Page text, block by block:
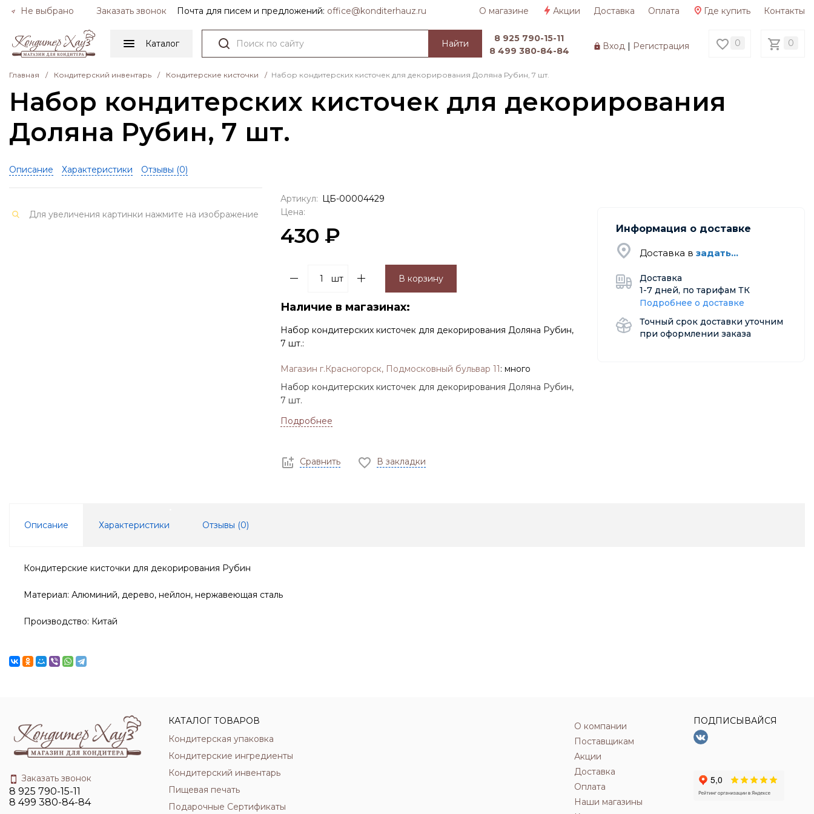
Не выбрано Заказать звонок Почта для писем и предложений: officе@konditerhauz.ru О магазине Акции Доставка Оплата Где купить Контакты
Каталог Вход| Регистрация 0 0
Найти
8 925 790-15-11
8 499 380-84-84
Главная / Кондитерский инвентарь / Кондитерские кисточки / Набор кондитерских кисточек для декорирования Доляна Рубин, 7 шт.
Набор кондитерских кисточек для декорирования
Доляна Рубин, 7 шт.
Описание Характеристики Отзывы (0)
Для увеличения картинки нажмите на изображение
Артикул: ЦБ-00004429
Цена:
430 ₽
шт В корзину
Наличие в магазинах:
Набор кондитерских кисточек для декорирования Доляна Рубин,
7 шт.:
Магазин г.Красногорск, Подмосковный бульвар 11: много
Информация о доставке
Доставка в задать...
Доставка
1-7 дней, по тарифам ТК
Подробнее о доставке
Точный срок доставки уточним
при оформлении заказа
Набор кондитерских кисточек для декорирования Доляна Рубин,
7 шт.
Подробнее
Сравнить В закладки
Описание Характеристики Отзывы (0)
Кондитерские кисточки для декорирования Рубин
Материал: Алюминий, дерево, нейлон, нержавеющая сталь
Производство: Китай
Заказать звонок
8 925 790-15-11
8 499 380-84-84
КАТАЛОГ ТОВАРОВ
Кондитерская упаковка
Кондитерские ингредиенты
Кондитерский инвентарь
Пищевая печать
Подарочные Сертификаты
О компании
Поставщикам
Акции
Доставка
Оплата
Наши магазины
ПОДПИСЫВАЙСЯ